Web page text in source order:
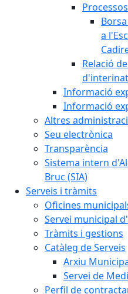
a
Relació
Informació
Informació
Altres
Seu electrònica
Transparència
Sistema intern
Bruc (SIA)
Serveis i tràmits
Oficines
Servei municipal
Tràmits i gestions
Catàleg de Serveis
Arxiu
Servei de
Perfil de